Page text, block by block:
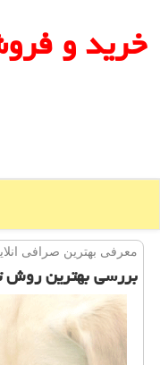
خرید و
معرفی بهترین صرافی
بررسی بهترین روش